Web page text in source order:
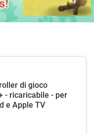
di gioco
- ricaricabile - per
e Apple TV